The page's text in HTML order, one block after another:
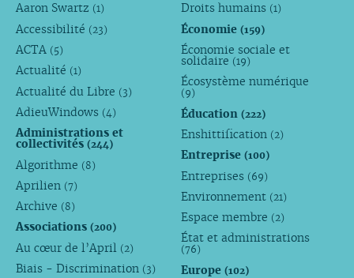
Aaron Swartz (1)
Accessibilité (23)
ACTA (5)
Actualité (1)
Actualité du Libre (3)
AdieuWindows (4)
Administrations et
collectivités (244)
Algorithme (8)
Aprilien (7)
Archive (8)
Associations (200)
Au cœur de l’April (2)
Biais - Discrimination (3)
Droits humains (1)
Économie(159)
Économie sociale et
solidaire (19)
Écosystème numérique
(9)
Éducation(222)
Enshittification (2)
Entreprise(100)
Entreprises (69)
Environnement (21)
Espace membre (2)
État et administrations
(76)
Europe(102)